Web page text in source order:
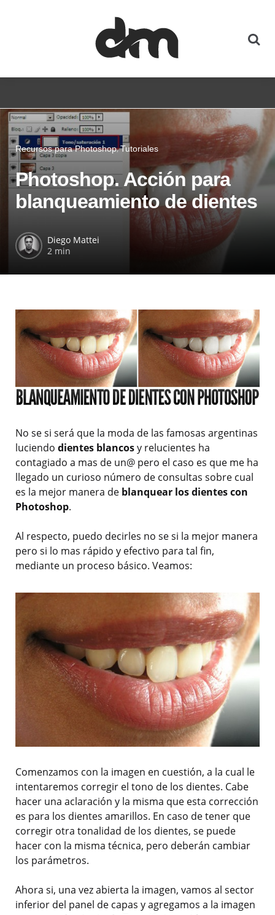
Recursos para Photoshop Tutoriales
Photoshop. Acción para
blanqueamiento de dientes
Diego Mattei
2 min
No se si será que la moda de las famosas argentinas
luciendo dientes blancosy relucientes ha
contagiado a mas de un@ pero el caso es que me ha
llegado un curioso número de consultas sobre cual
es la mejor manera de blanquear los dientes con
Photoshop.
Al respecto, puedo decirles no se si la mejor manera
pero si lo mas rápido y efectivo para tal fin,
mediante un proceso básico. Veamos:
Comenzamos con la imagen en cuestión, a la cual le
intentaremos corregir el tono de los dientes. Cabe
hacer una aclaración y la misma que esta corrección
es para los dientes amarillos. En caso de tener que
corregir otra tonalidad de los dientes, se puede
hacer con la misma técnica, pero deberán cambiar
los parámetros.
Ahora si, una vez abierta la imagen, vamos al sector
inferior del panel de capas y agregamos a la imagen